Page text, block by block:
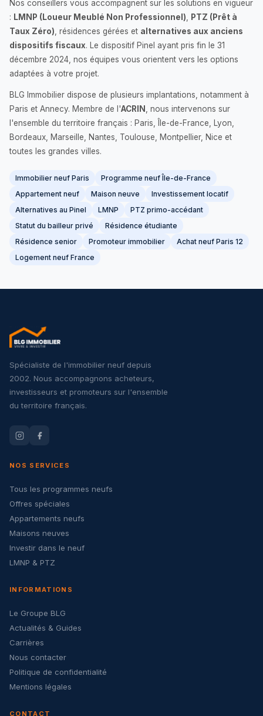
Nos conseillers vous accompagnent sur les solutions en vigueur
: LMNP (Loueur Meublé Non Professionnel)
PTZ (Prêt à
Taux Zéro) , résidences gérées et alternatives aux anciens
dispositifs fiscaux. Le dispositif Pinel ayant pris fin le 31
décembre 2024, nos équipes vous orientent vers les options
adaptées à votre projet.
BLG Immobilier dispose de plusieurs implantations, notamment à
Paris et Annecy. Membre de l'ACRIN
, nous intervenons sur
l'ensemble du territoire français : Paris, Île-de-France, Lyon,
Bordeaux, Marseille, Nantes, Toulouse, Montpellier, Nice et
toutes les grandes villes.
Immobilier neuf Paris
Programme neuf Île-de-France
Appartement neuf
Maison neuve
Investissement locatif
Alternatives au Pinel
LMNP
PTZ primo-accédant
Statut du bailleur privé
Résidence étudiante
Résidence senior
Promoteur immobilier
Achat neuf Paris 12
Logement neuf France
Spécialiste de l'immobilier neuf depuis
2002. Nous accompagnons acheteurs,
investisseurs et promoteurs sur l'ensemble
du territoire français.
NOS SERVICES
Tous les programmes neufs
Offres spéciales
Appartements neufs
Maisons neuves
Investir dans le neuf
LMNP & PTZ
INFORMATIONS
Le Groupe BLG
Actualités & Guides
Carrières
Nous contacter
Politique de confidentialité
Mentions légales
CONTACT